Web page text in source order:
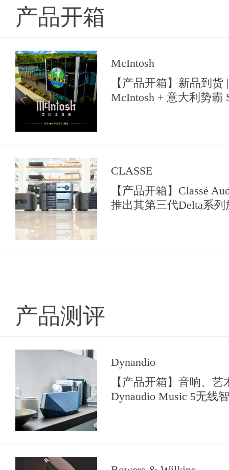
产品开箱
McIntosh
【产品开箱】新品到货
McIntosh + 意大利势霸
CLASSE
【产品开箱】Classé
推出其第三代Delta系列
产品测评
Dynandio
【产品开箱】音响、
Dynaudio Music 5无线